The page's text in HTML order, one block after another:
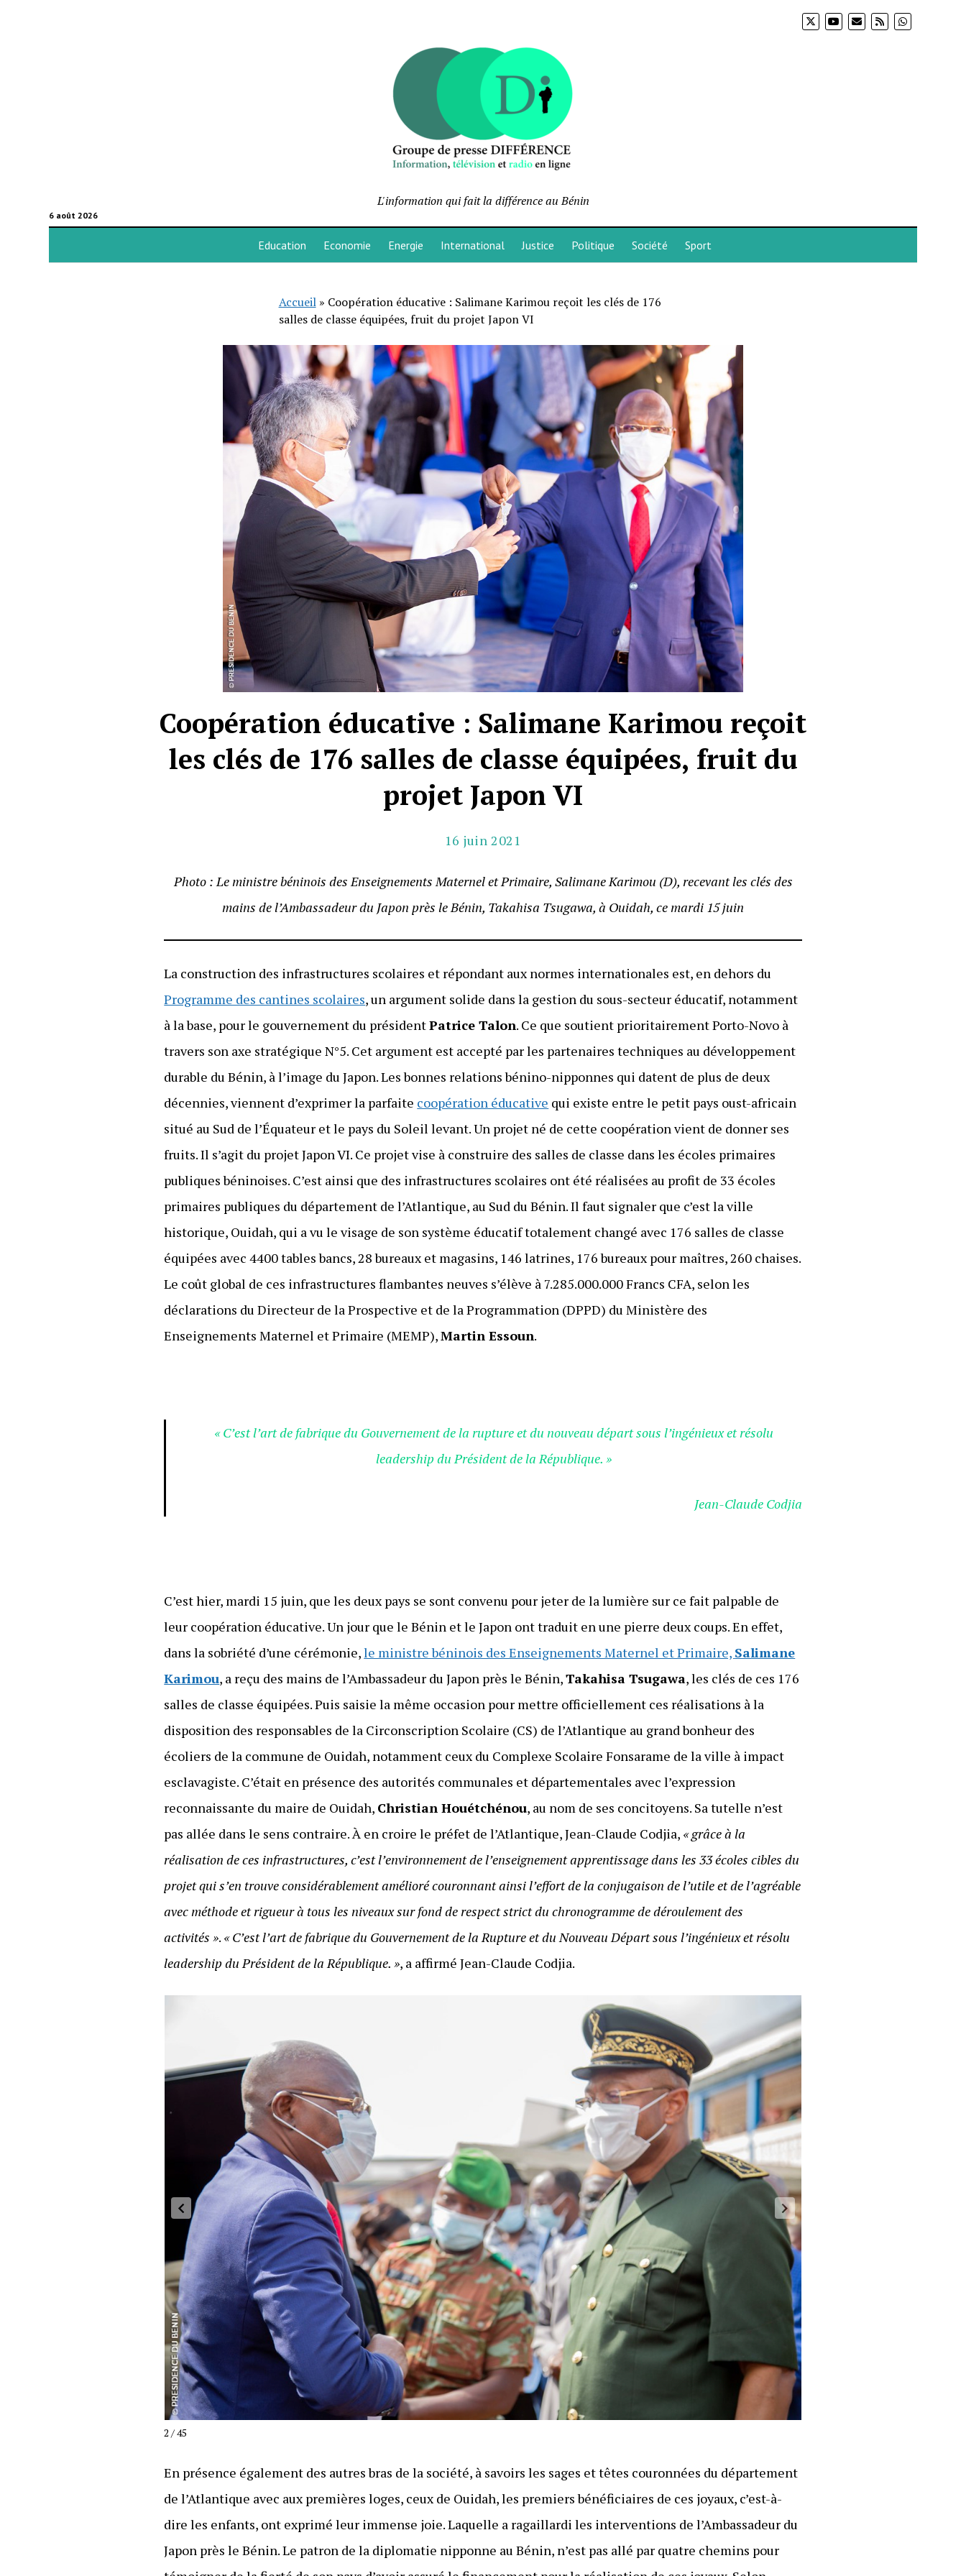
6 août 2026
L'information qui fait la différence au Bénin
Education Economie Energie International Justice Politique Société Sport
Accueil» Coopération éducative : Salimane Karimou reçoit les clés de 176
salles de classe équipées, fruit du projet Japon VI
Coopération éducative : Salimane Karimou reçoit
les clés de 176 salles de classe équipées, fruit du
projet Japon VI
16 juin 2021
Photo : Leministre béninois des Enseignements Maternel et Primaire, Salimane Karimou (D), recevant les clés des
mains de l’Ambassadeur du Japon près le Bénin, Takahisa Tsugawa, à Ouidah, ce mardi 15 juin
La construction des infrastructures scolaires et répondant aux normes internationales est, en dehors du
Programme des cantines scolaires, un argument solide dans la gestion du sous-secteur éducatif, notamment
à la base, pour le gouvernement du présidentPatrice Talon. Ce que soutient prioritairement Porto-Novo à
travers son axe stratégique N°5. Cet argument est accepté par les partenaires techniques au développement
durable du Bénin, à l’image du Japon. Les bonnes relations bénino-nipponnes qui datent de plus de deux
décennies, viennent d’exprimer la parfaite coopération éducative qui existe entre le petit pays oust-africain
situé au Sud de l’Équateur et le pays du Soleil levant. Un projet né de cette coopération vient de donner ses
fruits. Il s’agit du projet Japon VI. Ce projet vise à construire des salles de classe dans les écoles primaires
publiques béninoises. C’est ainsi que des infrastructures scolaires ont été réalisées au profit de 33 écoles
primaires publiques du département de l’Atlantique, au Sud du Bénin. Il faut signaler que c’est la ville
historique, Ouidah, qui a vu le visage de son système éducatif totalement changé avec 176 salles de classe
équipées avec 4400 tables bancs, 28 bureaux et magasins, 146 latrines, 176 bureaux pour maîtres, 260 chaises.
Le coût global de ces infrastructures flambantes neuves s’élève à 7.285.000.000 Francs CFA, selon les
déclarations du Directeur de la Prospective et de la Programmation (DPPD) du Ministère des
Enseignements Maternel et Primaire (MEMP),Martin Essoun.
« C’est l’art de fabrique du Gouvernement de la rupture et du nouveau départ sous l’ingénieux et résolu
leadership du Président de la République. »
Jean-Claude Codjia
C’est hier, mardi 15 juin, que les deux pays se sont convenu pour jeter de la lumière sur ce fait palpable de
leur coopération éducative. Un jour que le Bénin et le Japon ont traduit en une pierre deux coups. En effet,
dans la sobriété d’une cérémonie,le ministre béninois des Enseignements Maternel et Primaire, Salimane
Karimou, a reçu des mains de l’Ambassadeur du Japon près le Bénin,Takahisa Tsugawa, les clés de ces 176
salles de classe équipées. Puis saisie la même occasion pour mettre officiellement ces réalisations à la
disposition des responsables de la Circonscription Scolaire (CS) de l’Atlantique au grand bonheur des
écoliers de la commune de Ouidah, notamment ceux du Complexe Scolaire Fonsarame de la ville à impact
esclavagiste. C’était en présence des autorités communales et départementales avec l’expression
reconnaissante du maire de Ouidah, Christian Houétchénou, au nom de ses concitoyens. Sa tutelle n’est
pas allée dans le sens contraire. À en croire le préfet de l’Atlantique, Jean-Claude Codjia, « grâce à la
réalisation de ces infrastructures, c’est l’environnement de l’enseignement apprentissage dans les 33 écoles cibles du
projet qui s’en trouve considérablement amélioré couronnant ainsi l’effort de la conjugaison de l’utile et de l’agréable
avec méthode et rigueur à tous les niveaux sur fond de respect strict du chronogramme de déroulement des
activités ». « C’est l’art de fabrique du Gouvernement de la Rupture et du Nouveau Départ sous l’ingénieux et résolu
leadership du Président de la République. », a affirmé Jean-Claude Codjia.
3 / 45
En présence également des autres bras de la société, à savoirs les sages et têtes couronnées du département
de l’Atlantique avec aux premières loges, ceux de Ouidah, les premiers bénéficiaires de ces joyaux, c’est-à-
dire les enfants, ont exprimé leur immense joie. Laquelle a ragaillardi les interventions de l’Ambassadeur du
Japon près le Bénin. Le patron de la diplomatie nipponne au Bénin, n’est pas allé par quatre chemins pour